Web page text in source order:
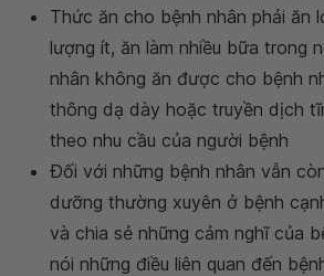
Thức ăn cho bệnh nhân phải ăn
lượng ít, ăn làm nhiều bữa trong
nhân không ăn được cho bệnh
thông dạ dày hoặc truyền dịch
theo nhu cầu của người bệnh
Ðối với những bệnh nhân vẫn
dưỡng thường xuyên ở bệnh
và chia sẻ những cảm nghĩ của
nói những điều liên quan đến